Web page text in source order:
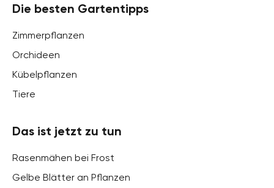
Die besten Gartentipps
Zimmerpflanzen
Orchideen
Kübelpflanzen
Tiere
Das ist jetzt zu tun
Rasenmähen bei Frost
Gelbe Blätter an Pflanzen